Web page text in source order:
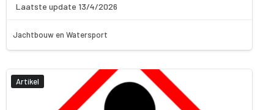
Laatste update 13/4/2026
Jachtbouw en Watersport
Artikel